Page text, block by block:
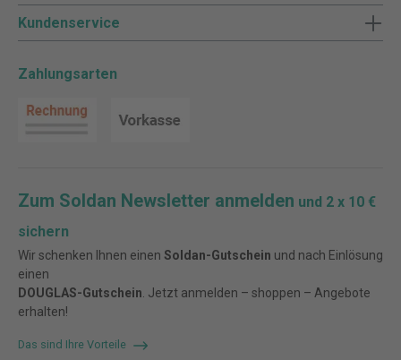
Kundenservice
Zahlungsarten
Zum Soldan Newsletter anmelden und 2 x 10 €
sichern
Wir schenken Ihnen einen Soldan-Gutschein und nach Einlösung
einen
DOUGLAS-Gutschein . Jetzt anmelden – shoppen – Angebote
erhalten!
Das sind Ihre Vorteile